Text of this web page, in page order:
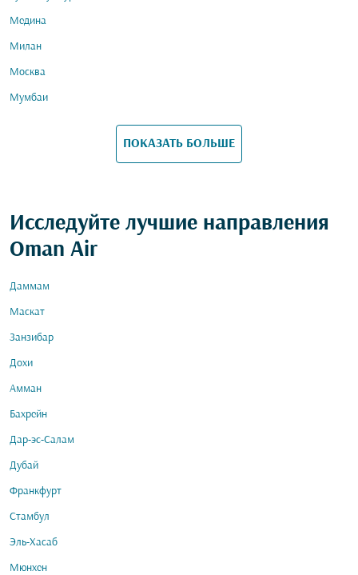
Медина
Милан
Москва
Мумбаи
ПОКАЗАТЬ БОЛЬШЕ
Исследуйте лучшие направления
Oman Air
Даммам
Маскат
Занзибар
Дохи
Амман
Бахрейн
Дар-эс-Салам
Дубай
Франкфурт
Стамбул
Эль-Хасаб
Мюнхен